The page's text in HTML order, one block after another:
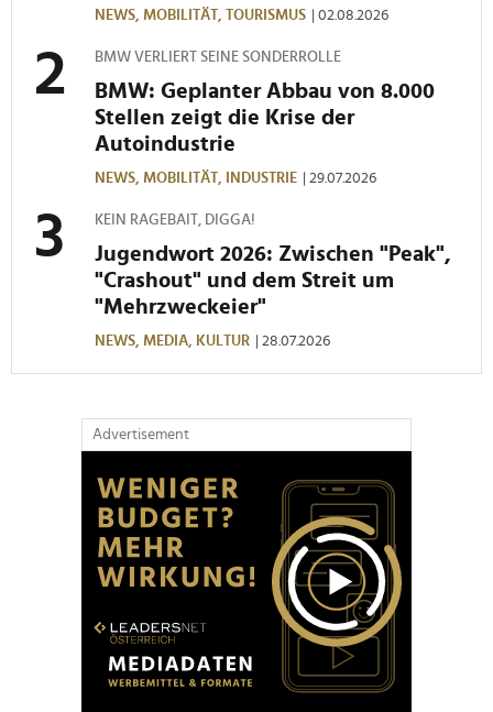
NEWS, MOBILITÄT, TOURISMUS | 02.08.2026
BMW VERLIERT SEINE SONDERROLLE
BMW: Geplanter Abbau von 8.000
Stellen zeigt die Krise der
Autoindustrie
NEWS, MOBILITÄT, INDUSTRIE | 29.07.2026
KEIN RAGEBAIT, DIGGA!
Jugendwort 2026: Zwischen "Peak",
"Crashout" und dem Streit um
"Mehrzweckeier"
NEWS, MEDIA, KULTUR | 28.07.2026
Advertisement